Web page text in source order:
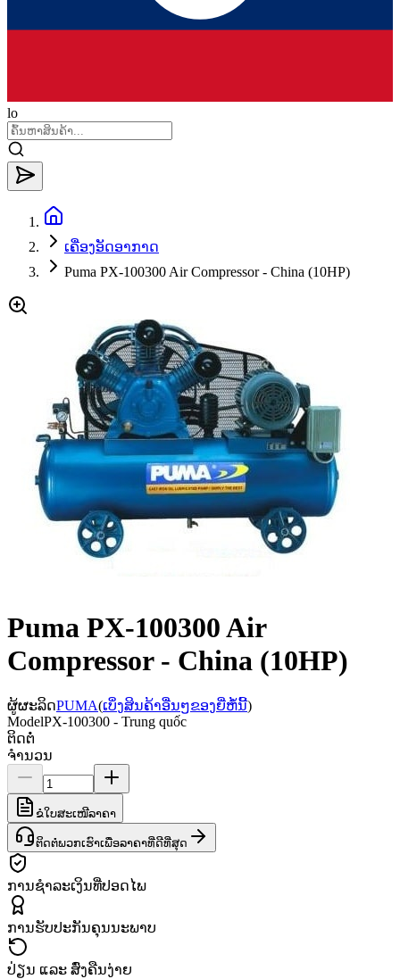
lo
ເຄື່ອງອັດອາກາດ
Puma PX-100300 Air Compressor - China (10HP)
Puma PX-100300 Air
Compressor - China (10HP)
ຜູ້ຜະລິດPUMA(ເບິ່ງສິນຄ້າອື່ນໆຂອງຍີ່ຫໍ້ນີ້)
ModelPX-100300 - Trung quốc
ຕິດຕໍ່
ຈຳນວນ
ຂໍໃບສະເໜີລາຄາ
ຕິດຕໍ່ພວກເຮົາເພື່ອລາຄາທີ່ດີທີ່ສຸດ
ການຊຳລະເງິນທີ່ປອດໄພ
ການຮັບປະກັນຄຸນນະພາບ
ປ່ຽນ ແລະ ສົ່ງຄືນງ່າຍ